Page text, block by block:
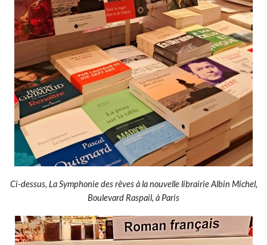
Ci-dessus, La Symphonie des rêves à la nouvelle librairie Albin Michel,
Boulevard Raspail, à Paris